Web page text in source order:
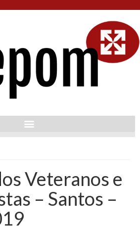
Veteranos e
– Santos –